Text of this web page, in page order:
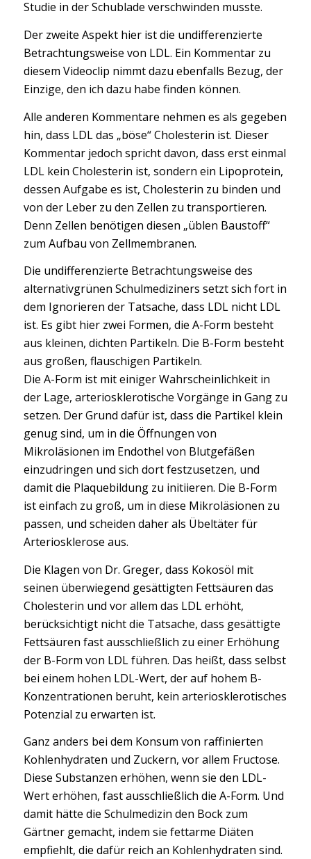
Studie in der Schublade verschwinden musste.
Der zweite Aspekt hier ist die undifferenzierte
Betrachtungsweise von LDL. Ein Kommentar zu
diesem Videoclip nimmt dazu ebenfalls Bezug, der
Einzige, den ich dazu habe finden können.
Alle anderen Kommentare nehmen es als gegeben
hin, dass LDL das „böse“ Cholesterin ist. Dieser
Kommentar jedoch spricht davon, dass erst einmal
LDL kein Cholesterin ist, sondern ein Lipoprotein,
dessen Aufgabe es ist, Cholesterin zu binden und
von der Leber zu den Zellen zu transportieren.
Denn Zellen benötigen diesen „üblen Baustoff“
zum Aufbau von Zellmembranen.
Die undifferenzierte Betrachtungsweise des
alternativgrünen Schulmediziners setzt sich fort in
dem Ignorieren der Tatsache, dass LDL nicht LDL
ist. Es gibt hier zwei Formen, die A-Form besteht
aus kleinen, dichten Partikeln. Die B-Form besteht
aus großen, flauschigen Partikeln.
Die A-Form ist mit einiger Wahrscheinlichkeit in
der Lage, arteriosklerotische Vorgänge in Gang zu
setzen. Der Grund dafür ist, dass die Partikel klein
genug sind, um in die Öffnungen von
Mikroläsionen im Endothel von Blutgefäßen
einzudringen und sich dort festzusetzen, und
damit die Plaquebildung zu initiieren. Die B-Form
ist einfach zu groß, um in diese Mikroläsionen zu
passen, und scheiden daher als Übeltäter für
Arteriosklerose aus.
Die Klagen von Dr. Greger, dass Kokosöl mit
seinen überwiegend gesättigten Fettsäuren das
Cholesterin und vor allem das LDL erhöht,
berücksichtigt nicht die Tatsache, dass gesättigte
Fettsäuren fast ausschließlich zu einer Erhöhung
der B-Form von LDL führen. Das heißt, dass selbst
bei einem hohen LDL-Wert, der auf hohem B-
Konzentrationen beruht, kein arteriosklerotisches
Potenzial zu erwarten ist.
Ganz anders bei dem Konsum von raffinierten
Kohlenhydraten und Zuckern, vor allem Fructose.
Diese Substanzen erhöhen, wenn sie den LDL-
Wert erhöhen, fast ausschließlich die A-Form. Und
damit hätte die Schulmedizin den Bock zum
Gärtner gemacht, indem sie fettarme Diäten
empfiehlt, die dafür reich an Kohlenhydraten sind.